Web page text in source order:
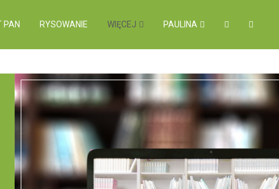
PAN RYSOWANIE WIĘCEJ PAULINA